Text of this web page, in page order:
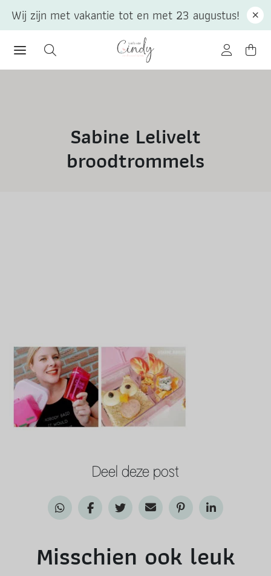
Sabine Lelivelt
broodtrommels
Deel deze post
Misschien ook leuk
Wij zijn met vakantie tot en met 23 augustus!